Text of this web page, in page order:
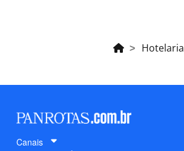
Hotelaria
Canais